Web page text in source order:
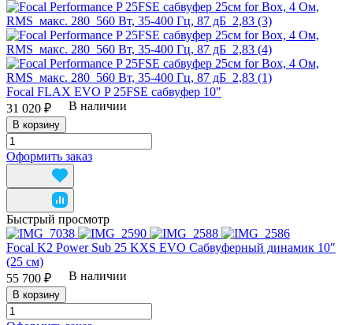
Focal FLAX EVO P 25FSE сабвуфер 10"
31 020 ₽
В наличии
В корзину
Оформить заказ
Быстрый просмотр
Focal K2 Power Sub 25 KXS EVO Сабвуферный динамик 10″
(25 см)
55 700 ₽
В наличии
В корзину